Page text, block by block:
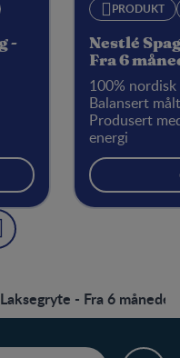
-
PRODUKT
Nestlé
Fra 6
100%
Balansert
Produsert
energi
- Fra 6 måneder